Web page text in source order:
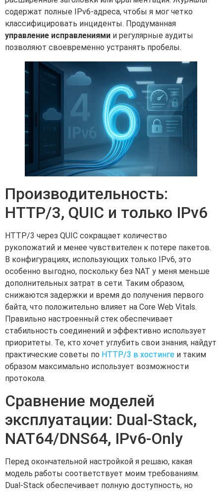
содержат полные IPv6-адреса, чтобы я мог четко
классифицировать инциденты. Продуманная
управление исправлениями и регулярные аудиты
позволяют своевременно устранять пробелы.
Производительность:
HTTP/3, QUIC и только IPv6
HTTP/3 через QUIC сокращает количество
рукопожатий и менее чувствителен к потере пакетов.
В конфигурациях, использующих только IPv6, это
особенно выгодно, поскольку без NAT у меня меньше
дополнительных затрат в сети. Таким образом,
снижаются задержки и время до получения первого
байта, что положительно влияет на Core Web Vitals.
Правильно настроенный стек обеспечивает
стабильность соединений и эффективно использует
приоритеты. Те, кто хочет углубить свои знания, найдут
практические советы по HTTP/3 в хостинге и таким
образом максимально использует возможности
протокола.
Сравнение моделей
эксплуатации: Dual-Stack,
NAT64/DNS64, IPv6-Only
Перед окончательной настройкой я решаю, какая
модель работы соответствует моим требованиям.
Dual-Stack обеспечивает полную доступность, но